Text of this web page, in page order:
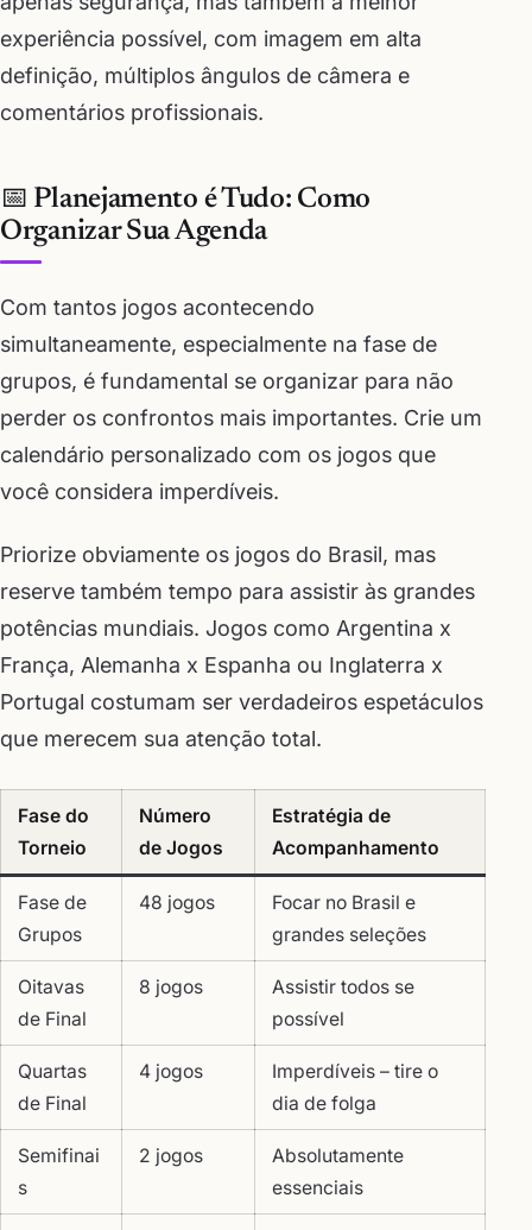
experiência possível, com imagem em alta
definição, múltiplos ângulos de câmera e
comentários profissionais.
📅 Planejamento é Tudo: Como
Organizar Sua Agenda
Com tantos jogos acontecendo
simultaneamente, especialmente na fase de
grupos, é fundamental se organizar para não
perder os confrontos mais importantes. Crie um
calendário personalizado com os jogos que
você considera imperdíveis.
Priorize obviamente os jogos do Brasil, mas
reserve também tempo para assistir às grandes
potências mundiais. Jogos como Argentina x
França, Alemanha x Espanha ou Inglaterra x
Portugal costumam ser verdadeiros espetáculos
que merecem sua atenção total.
Fase do
Torneio
Número
de Jogos
Estratégia de
Acompanhamento
Fase de
Grupos
48 jogos
Focar no Brasil e
grandes seleções
Oitavas
de Final
8 jogos
Assistir todos se
possível
Quartas
de Final
4 jogos
Imperdíveis – tire o
dia de folga
Semifinai
s
2 jogos
Absolutamente
essenciais